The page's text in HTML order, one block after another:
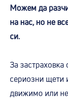
Можем да
на нас, но не
си.
За
сериозни щети
движимо или